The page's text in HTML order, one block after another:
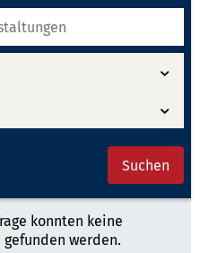
Suchen
konnten keine
werden.